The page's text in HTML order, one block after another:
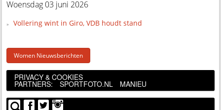
Woensdag 03 juni 2026
Vollering wint in Giro, VDB houdt stand
Women Nieuwsberichten
PRIVACY & COOKIES
PARTNERS: SPORTFOTO.NL MANIEU